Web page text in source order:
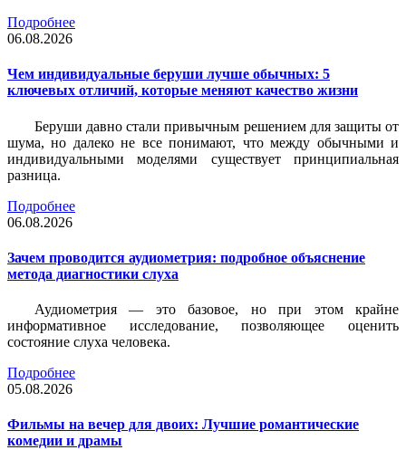
Подробнее
06.08.2026
Чем индивидуальные беруши лучше обычных: 5
ключевых отличий, которые меняют качество жизни
Беруши давно стали привычным решением для защиты от
шума, но далеко не все понимают, что между обычными и
индивидуальными моделями существует принципиальная
разница.
Подробнее
06.08.2026
Зачем проводится аудиометрия: подробное объяснение
метода диагностики слуха
Аудиометрия — это базовое, но при этом крайне
информативное исследование, позволяющее оценить
состояние слуха человека.
Подробнее
05.08.2026
Фильмы на вечер для двоих: Лучшие романтические
комедии и драмы